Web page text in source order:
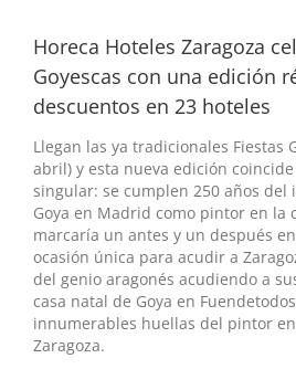
Horeca Hoteles Zaragoza
Goyescas con una edición
descuentos en 23 hoteles
Llegan las ya tradicionales Fiestas
abril) y esta nueva edición
singular: se cumplen 250 años del
Goya en Madrid como pintor en la
marcaría un antes y un después
ocasión única para acudir a
del genio aragonés acudiendo a
casa natal de Goya en
innumerables huellas del pintor
Zaragoza.